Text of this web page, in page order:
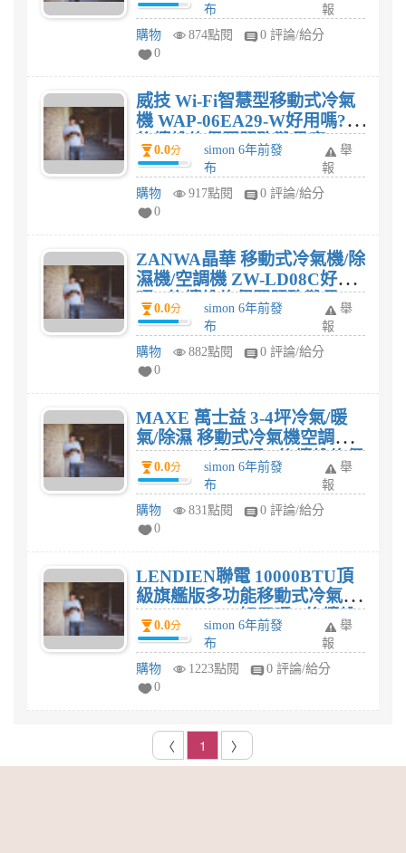
布
報
購物
874點閱
0 評論/給分
0
威技 Wi-Fi智慧型移動式冷氣
機 WAP-06EA29-W好用嗎?
後續維修保固服務難易度?
0.0分
simon 6年前發
布
舉
報
購物
917點閱
0 評論/給分
0
ZANWA晶華 移動式冷氣機/除
濕機/空調機 ZW-LD08C好用
嗎? 後續維修保固服務難易
度?
0.0分
simon 6年前發
布
舉
報
購物
882點閱
0 評論/給分
0
MAXE 萬士益 3-4坪冷氣/暖
氣/除濕 移動式冷氣機空調
MPC-30A好用嗎? 後續維修保
固服務難易度?
0.0分
simon 6年前發
布
舉
報
購物
831點閱
0 評論/給分
0
LENDIEN聯電 10000BTU頂
級旗艦版多功能移動式冷氣機
(LD-3160CH)好用嗎? 後續維
修保固服務難易度?
0.0分
simon 6年前發
布
舉
報
購物
1223點閱
0 評論/給分
0
〈 1 〉